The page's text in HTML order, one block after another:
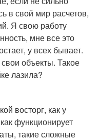
в свой мир расчетов,
Я свою работу
мне все это
у всех бывает.
объекты. Такое
лазила?
восторг, как у
функционирует
такие сложные